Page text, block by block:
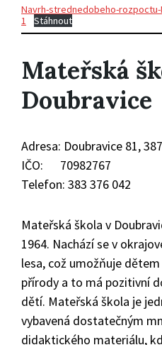
Navrh-strednedobeho-rozpoctu-
1
Stáhnout
Mateřská
Doubravice
Adresa: Doubravice 81,
IČO: 70982767
Telefon: 383 376 042
Mateřská škola v
1964. Nachází se v
lesa, což umožňuje
přírody a to má pozitivní
dětí. Mateřská škola je
vybavená dostatečným
didaktického materiálu,